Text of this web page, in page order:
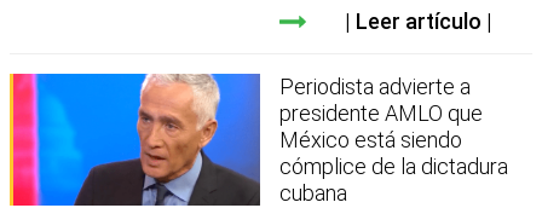
Leer artículo
Periodista advierte a
presidente AMLO que
México está siendo
cómplice de la dictadura
cubana